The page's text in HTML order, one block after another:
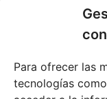
Para ofrecer las
tecnologías